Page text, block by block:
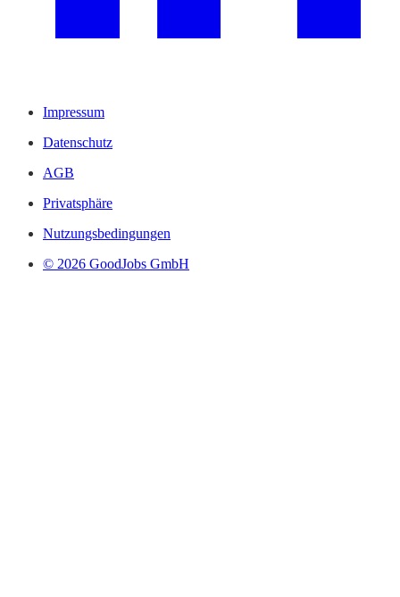
Impressum
Datenschutz
AGB
Privatsphäre
Nutzungsbedingungen
© 2026 GoodJobs GmbH